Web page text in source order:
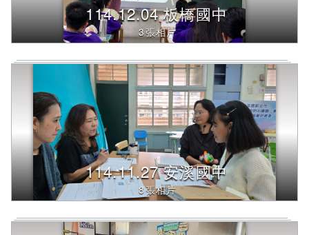
114.12.04 板橋國中
3張相片
114.11.27 安溪國中
8張相片